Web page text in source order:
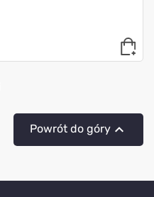
Powrót do góry